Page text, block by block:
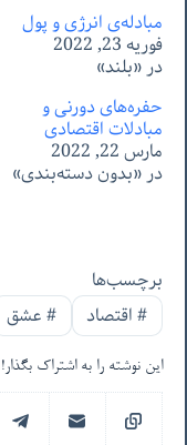
مبادله‌ی انرژی و پول
فوریه 23, 2022
در «بلند»
حفره‌های دورنی و
مبادلات اقتصادی
مارس 22, 2022
در «بدون دسته‌بندی»
برچسب‌ها
#اقتصاد #عشق
این نوشته را به اشتراک